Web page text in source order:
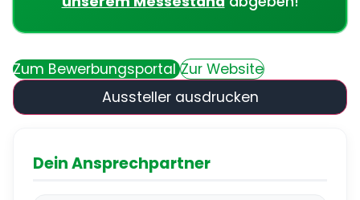
Zum BewerbungsportalZur Website
Aussteller ausdrucken
Dein Ansprechpartner